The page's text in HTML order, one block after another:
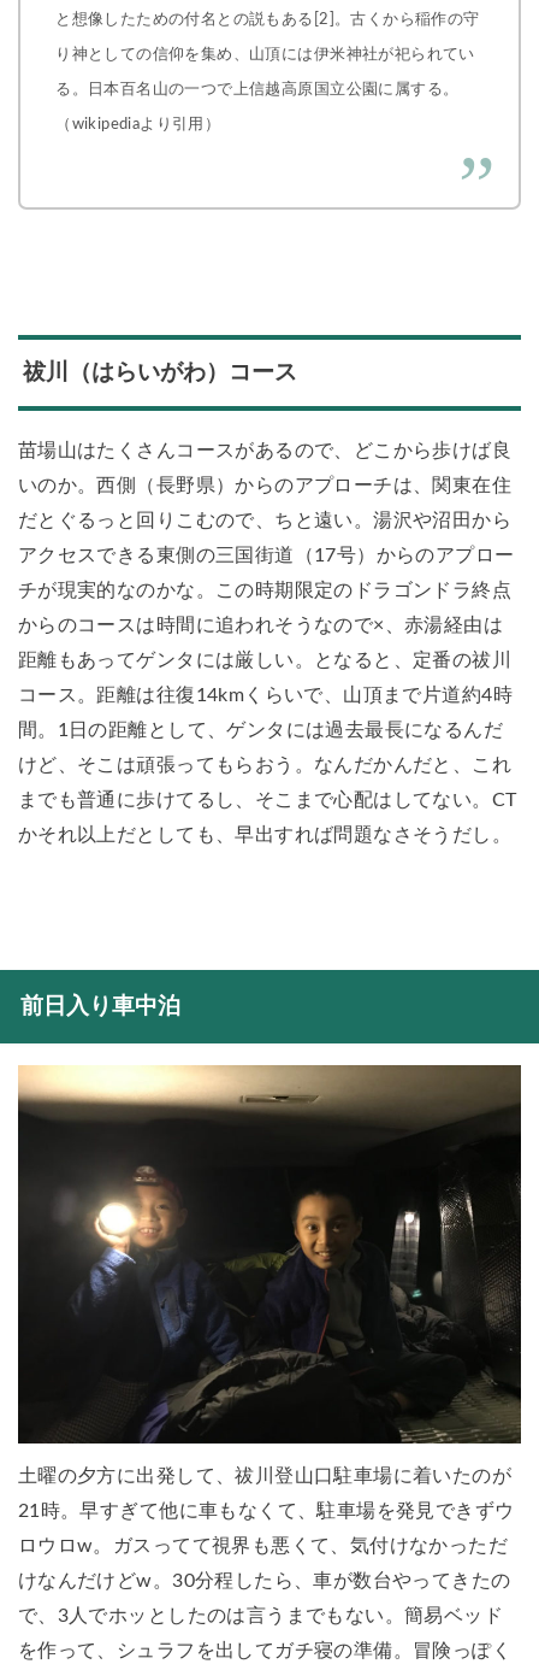
と想像したための付名との説もある[2]。古くから稲作の守
り神としての信仰を集め、山頂には伊米神社が祀られてい
る。日本百名山の一つで上信越高原国立公園に属する。
（wikipediaより引用）
祓川（はらいがわ）コース
苗場山はたくさんコースがあるので、どこから歩けば良
いのか。西側（長野県）からのアプローチは、関東在住
だとぐるっと回りこむので、ちと遠い。湯沢や沼田から
アクセスできる東側の三国街道（17号）からのアプロー
チが現実的なのかな。この時期限定のドラゴンドラ終点
からのコースは時間に追われそうなので×、赤湯経由は
距離もあってゲンタには厳しい。となると、定番の祓川
コース。距離は往復14kmくらいで、山頂まで片道約4時
間。1日の距離として、ゲンタには過去最長になるんだ
けど、そこは頑張ってもらおう。なんだかんだと、これ
までも普通に歩けてるし、そこまで心配はしてない。CT
かそれ以上だとしても、早出すれば問題なさそうだし。
前日入り車中泊
土曜の夕方に出発して、祓川登山口駐車場に着いたのが
21時。早すぎて他に車もなくて、駐車場を発見できずウ
ロウロw。ガスってて視界も悪くて、気付けなかっただ
けなんだけどw。30分程したら、車が数台やってきたの
で、3人でホッとしたのは言うまでもない。簡易ベッド
を作って、シュラフを出してガチ寝の準備。冒険っぽく